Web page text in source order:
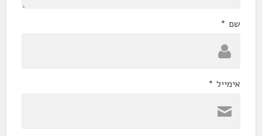
שם *
אימייל *